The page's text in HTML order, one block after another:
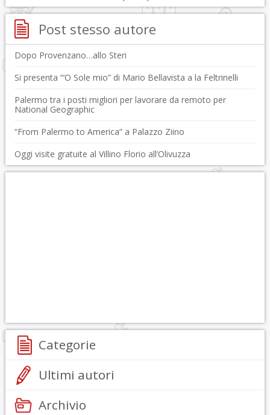
Post stesso autore
Dopo Provenzano…allo Steri
Si presenta “‘O Sole mio” di Mario Bellavista a la Feltrinelli
Palermo tra i posti migliori per lavorare da remoto per
National Geographic
“From Palermo to America” a Palazzo Ziino
Oggi visite gratuite al Villino Florio all’Olivuzza
Categorie
Ultimi autori
Archivio